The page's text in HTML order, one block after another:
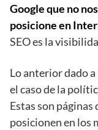
Google que no
posicione en
SEO es la
Lo anterior dado a
el caso de la
Estas son páginas
posicionen en los